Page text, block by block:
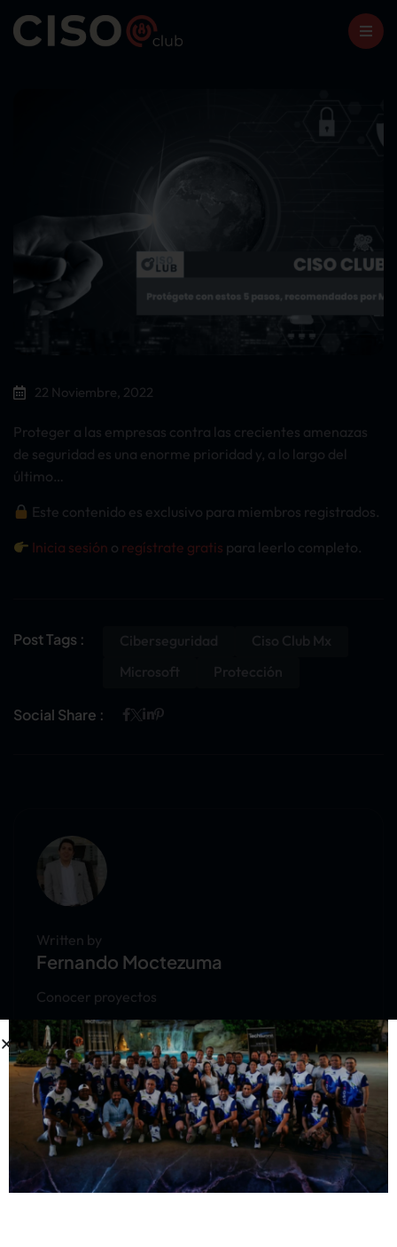
22 Noviembre, 2022
Proteger a las empresas contra las crecientes amenazas
de seguridad es una enorme prioridad y, a lo largo del
último…
Este contenido es exclusivo para miembros registrados.
Inicia sesión o regístrate gratis para leerlo completo.
Post Tags : Ciberseguridad
Ciso Club Mx
Microsoft
Protección
Social Share :
Written by
Fernando Moctezuma
Conocer proyectos